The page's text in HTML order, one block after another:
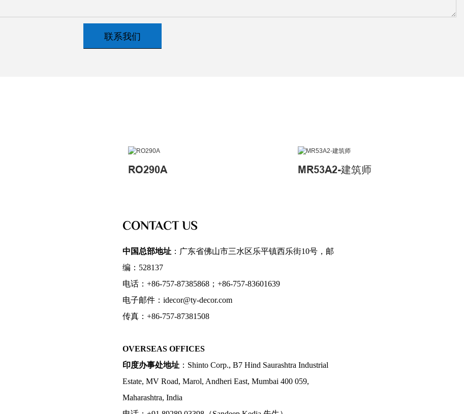
联系我们
RO290A MR53A2-建筑师
CONTACT US
中国总部地址 ：广东省佛山市三水区乐平镇西乐街10号，邮
编：528137
电话：+86-757-87385868；+86-757-83601639
电子邮件：idecor@ty-decor.com
传真：+86-757-87381508
OVERSEAS OFFICES
印度办事处地址 ：Shinto Corp., B7 Hind Saurashtra Industrial
Estate, MV Road, Marol, Andheri East, Mumbai 400 059,
Maharashtra, India